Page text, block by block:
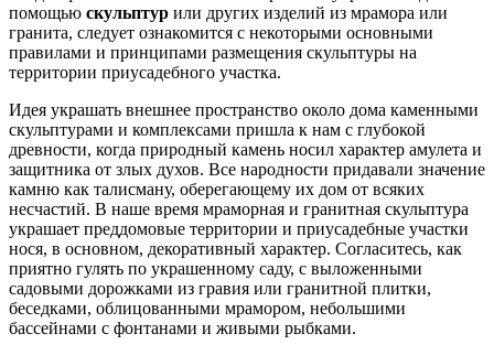
помощью скульптур или других изделий из мрамора или
гранита, следует ознакомится с некоторыми основными
правилами и принципами размещения скульптуры на
территории приусадебного участка.
Идея украшать внешнее пространство около дома каменными
скульптурами и комплексами пришла к нам с глубокой
древности, когда природный камень носил характер амулета и
защитника от злых духов. Все народности придавали значение
камню как талисману, оберегающему их дом от всяких
несчастий. В наше время мраморная и гранитная скульптура
украшает преддомовые территории и приусадебные участки
нося, в основном, декоративный характер. Согласитесь, как
приятно гулять по украшенному саду, с выложенными
садовыми дорожками из гравия или гранитной плитки,
беседками, облицованными мрамором, небольшими
бассейнами с фонтанами и живыми рыбками.